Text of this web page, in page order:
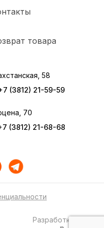
товара
58
(3812) 21-59-59
70
(3812) 21-68-68
Разработка сайта